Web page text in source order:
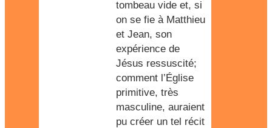
tombeau vide et, si
on se fie à Matthieu
et Jean, son
expérience de
Jésus ressuscité;
comment l’Église
primitive, très
masculine, auraient
pu créer un tel récit